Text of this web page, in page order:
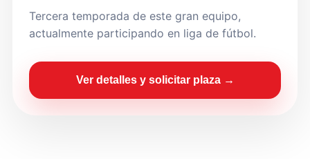
Tercera temporada de este gran equipo,
actualmente participando en liga de fútbol.
Ver detalles y solicitar plaza →